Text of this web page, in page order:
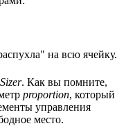
на всю ячейку.
. Как вы помните,
proportion, который
управления
место.